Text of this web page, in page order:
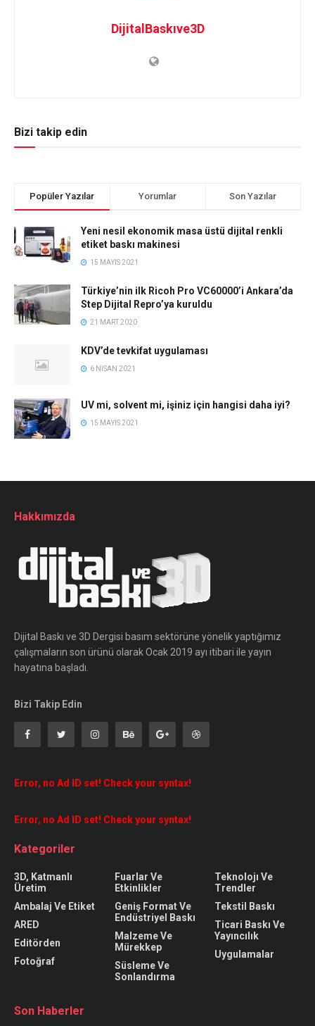
DijitalBaskıve3D
Bizi takip edin
Popüler Yazılar Yorumlar Son Yazılar
Yeni nesil ekonomik masa üstü dijital renkli
etiket baskı makinesi
15 MAYIS 2021
Türkiye’nin ilk Ricoh Pro VC60000’i Ankara’da
Step Dijital Repro’ya kuruldu
21 MART 2020
KDV’de tevkifat uygulaması
6 NISAN 2021
UV mi, solvent mi, işiniz için hangisi daha iyi?
15 MAYIS 2021
Hakkımızda
Dijital Baskı ve 3D Dergisi basım sektörüne yönelik yaptığımız
çalışmaların son ürünü olarak Ocak 2019 ayı itibari ile yayın
hayatına başladı.
Bizi Takip Edin
Error, no Ad ID set! Check your syntax!
Error, no Ad ID set! Check your syntax!
Kategoriler
3D, Katmanlı
Üretim
Ambalaj Ve Etiket
ARED
Editörden
Fotoğraf
Fuarlar Ve
Etkinlikler
Geniş Format Ve
Endüstriyel Baskı
Malzeme Ve
Mürekkep
Süsleme Ve
Sonlandırma
Teknolojı Ve
Trendler
Tekstil Baskı
Ticari Baskı Ve
Yayıncılık
Uygulamalar
Son Haberler